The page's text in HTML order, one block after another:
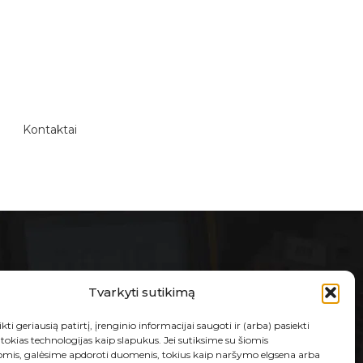
Tvarkyti sutikimą
geriausią patirtį, įrenginio informacijai saugoti ir (arba) pasiekti
technologijas kaip slapukus. Jei sutiksime su šiomis
galėsime apdoroti duomenis, tokius kaip naršymo elgsena arba
Kontaktai
E-PARDUOTUVĖ
Taisyklės ir sąlygos
Prekių grąžinimas ir garantija
Privatumo politika